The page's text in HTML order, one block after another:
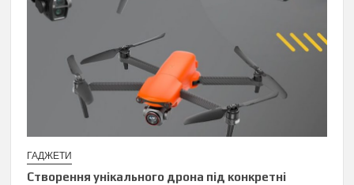
ГАДЖЕТИ
Створення унікального дрона під конкретні